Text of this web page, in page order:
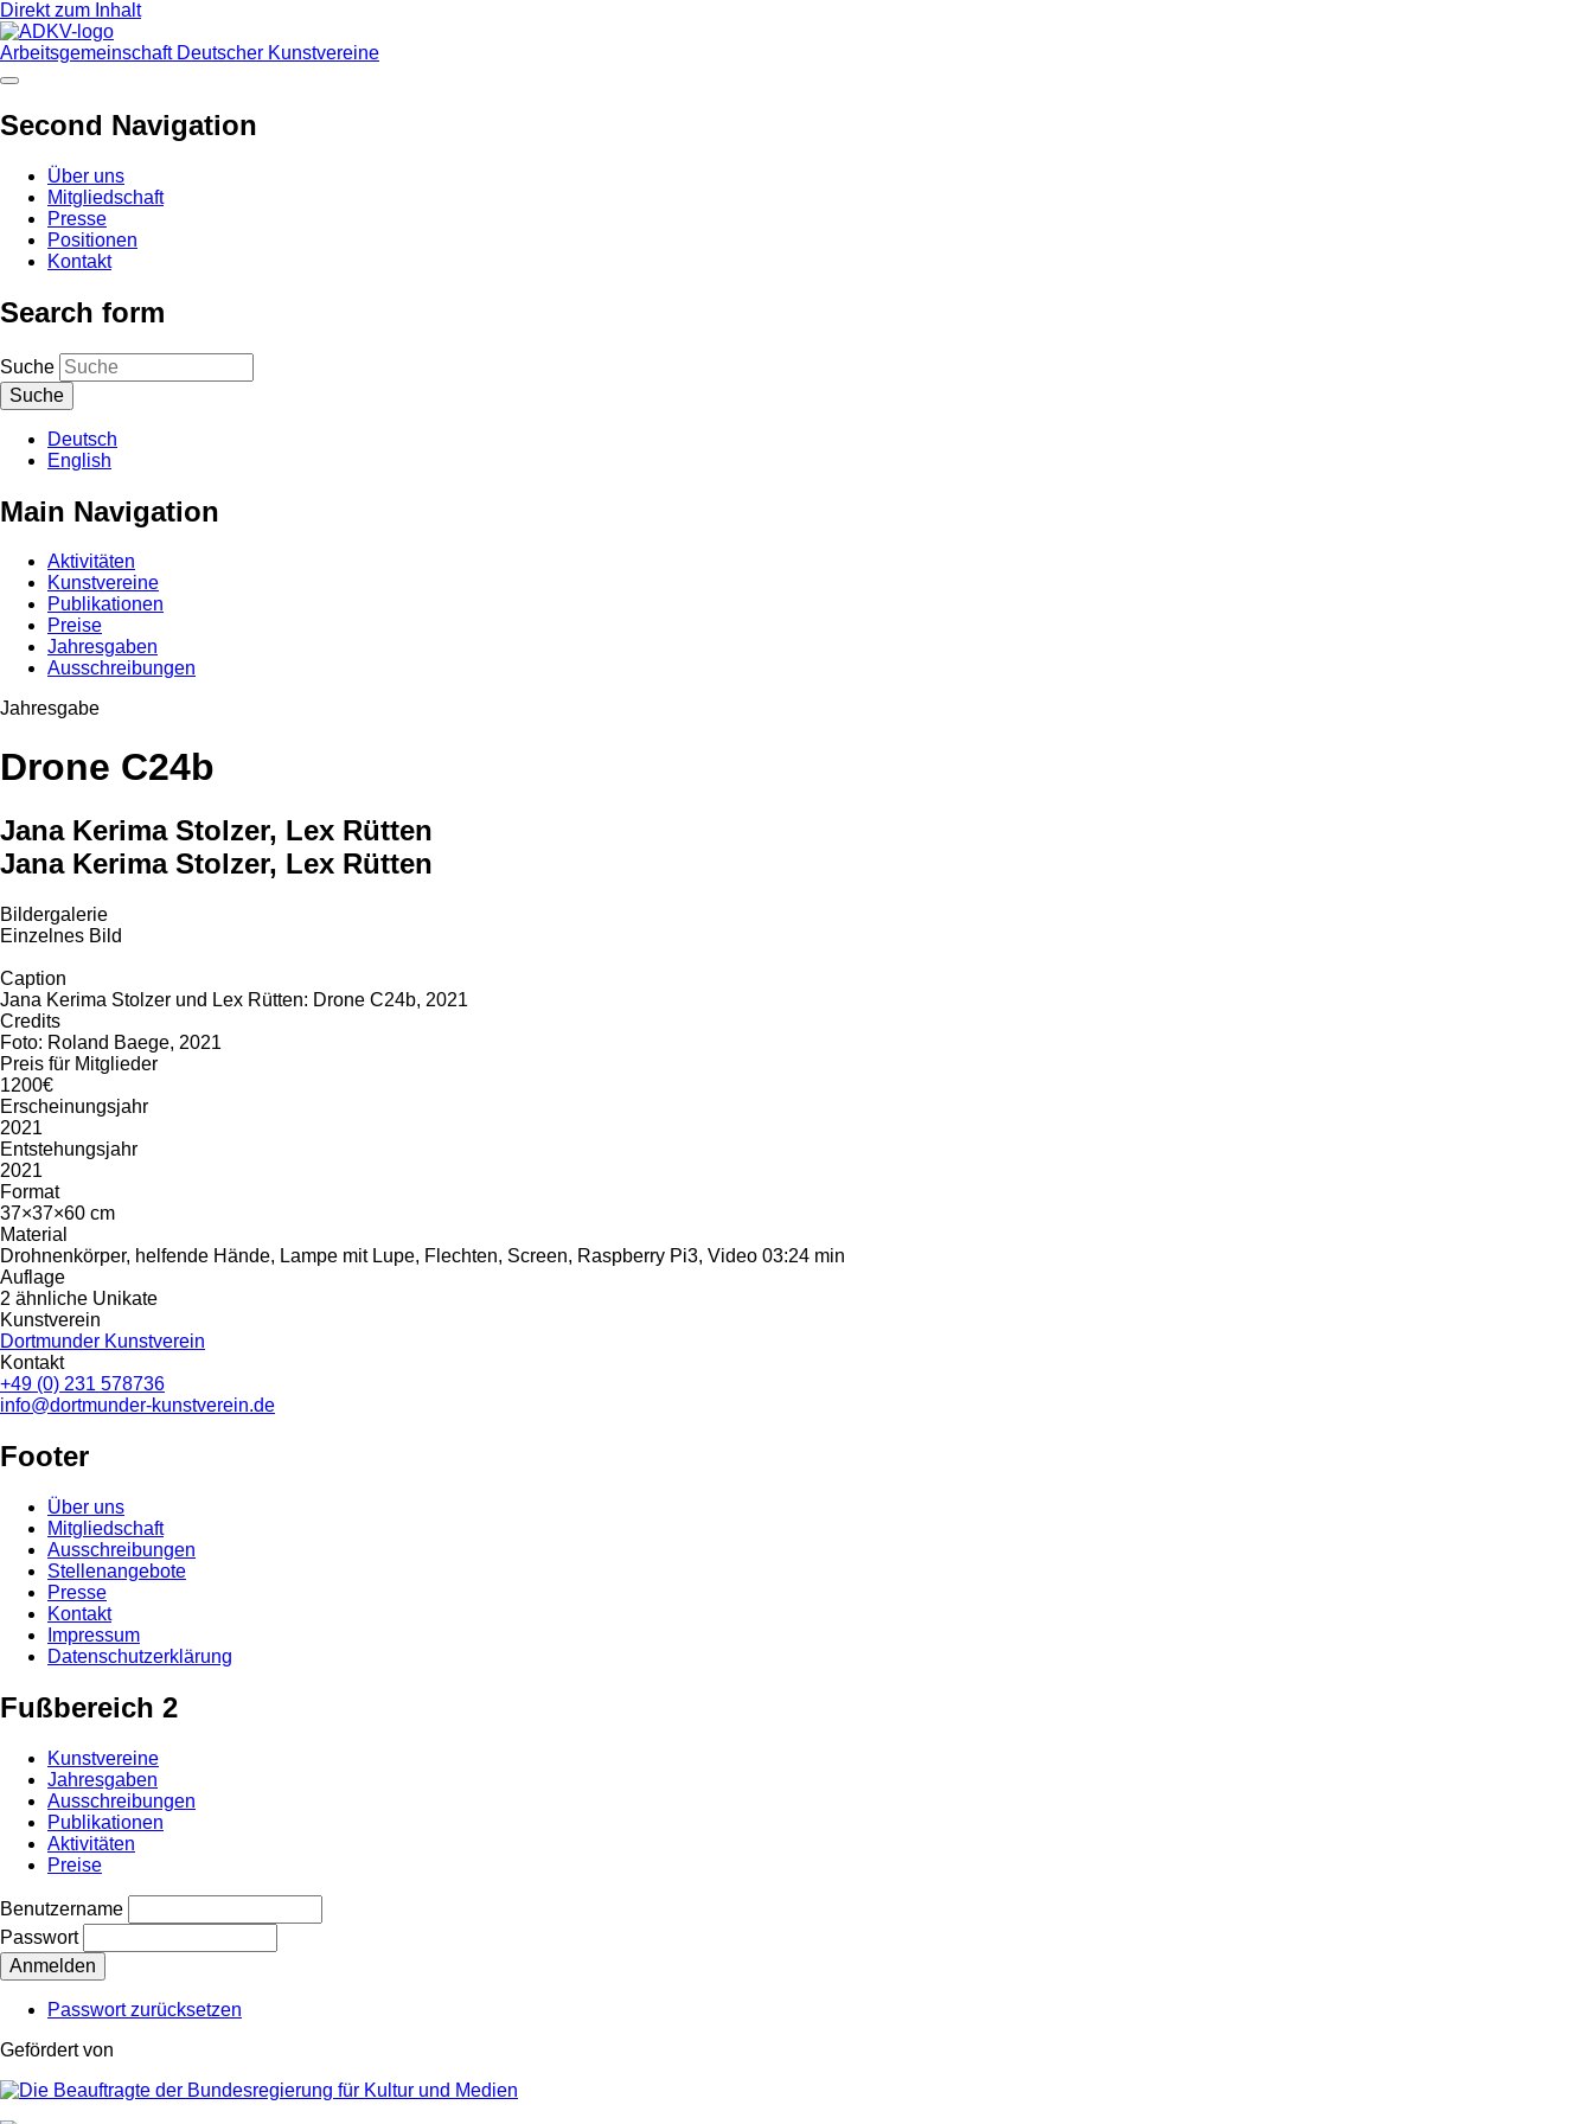
Direkt zum Inhalt
Arbeitsgemeinschaft Deutscher Kunstvereine
Second Navigation
Über uns
Mitgliedschaft
Presse
Positionen
Kontakt
Search form
Suche
Deutsch
English
Main Navigation
Aktivitäten
Kunstvereine
Publikationen
Preise
Jahresgaben
Ausschreibungen
Jahresgabe
Drone C24b
Jana Kerima Stolzer, Lex Rütten
Jana Kerima Stolzer, Lex Rütten
Bildergalerie
Einzelnes Bild
Caption
Jana Kerima Stolzer und Lex Rütten: Drone C24b, 2021
Credits
Foto: Roland Baege, 2021
Preis für Mitglieder
1200€
Erscheinungsjahr
2021
Entstehungsjahr
2021
Format
37×37×60 cm
Material
Drohnenkörper, helfende Hände, Lampe mit Lupe, Flechten, Screen, Raspberry Pi3, Video 03:24 min
Auflage
2 ähnliche Unikate
Kunstverein
Dortmunder Kunstverein
Kontakt
+49 (0) 231 578736
info@dortmunder-kunstverein.de
Footer
Über uns
Mitgliedschaft
Ausschreibungen
Stellenangebote
Presse
Kontakt
Impressum
Datenschutzerklärung
Fußbereich 2
Kunstvereine
Jahresgaben
Ausschreibungen
Publikationen
Aktivitäten
Preise
Benutzername
Passwort
Passwort zurücksetzen
Gefördert von